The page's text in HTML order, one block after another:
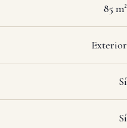
85 m²
Exterior
Sí
Sí